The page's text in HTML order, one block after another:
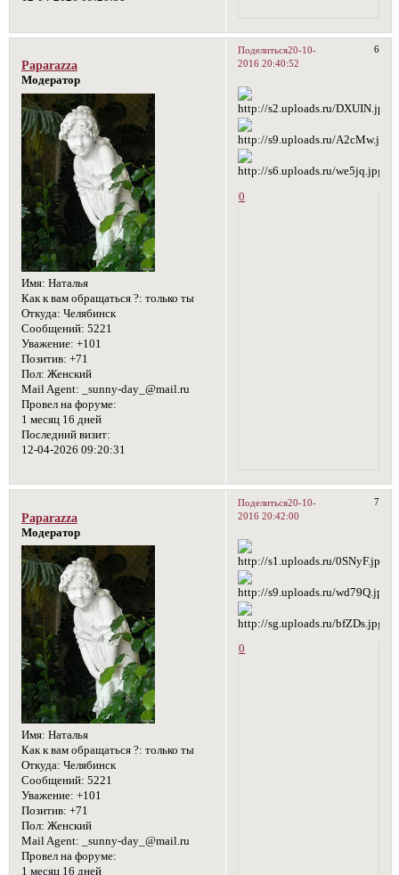
Поделиться 6
20-10-
2016 20:40:52
Paparazza
Модератор
Имя: Наталья
Как к вам обращаться ?: только ты
Откуда: Челябинск
Сообщений: 5221
Уважение: +101
Позитив: +71
Пол: Женский
Mail Agent: _sunny-day_@mail.ru
Провел на форуме:
1 месяц 16 дней
Последний визит:
12-04-2026 09:20:31
0
Поделиться 7
20-10-
2016 20:42:00
Paparazza
Модератор
Имя: Наталья
Как к вам обращаться ?: только ты
Откуда: Челябинск
Сообщений: 5221
Уважение: +101
Позитив: +71
Пол: Женский
Mail Agent: _sunny-day_@mail.ru
Провел на форуме:
1 месяц 16 дней
0